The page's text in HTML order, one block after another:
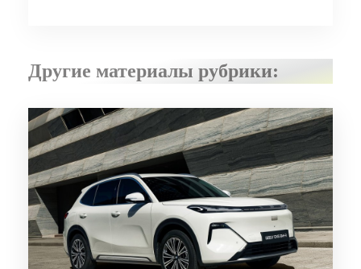
Другие материалы рубрики: